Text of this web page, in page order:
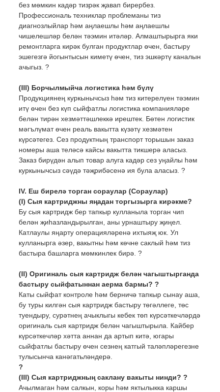
без мөмкин кадәр тизрәк җавап бирербез.
Профессиональ техниклар проблеманы тиз
диагнозлыйлар һәм аңлаешлы һәм аңлаешлы
чишелешләр белән тәэмин итәләр. Алмаштырырга яки
ремонтларга кирәк булган продуктлар өчен, бастыру
эшегезгә йогынтысын киметү өчен, тиз эшкәртү каналын
ачыгыз. ?
(III) Борчылмыйча логистика һәм бүлү
Продукциянең куркынычсыз һәм тиз китерелүен тәэмин
итү өчен без күп сыйфатлы логистика компанияләре
белән тирән хезмәттәшлеккә ирештек. Бөтен логистик
мәгълүмат өчен реаль вакытта күзәтү хезмәтен
күрсәтегез. Сез продуктның транспорт торышын заказ
номеры аша теләсә кайсы вакытта тикшерә аласыз.
Заказ бирүдән алып товар алуга кадәр сез уңайлы һәм
куркынычсыз сәүдә тәҗрибәсенә ия була аласыз. ?
IV. Еш бирелә торган сораулар (Сораулар)
(I) Сыя картриджны яңадан торгызырга кирәкме?
Бу сыя картридж бер тапкыр кулланыла торган чип
белән җиһазландырылган, аны урнаштыру җиңел.
Катлаулы яңарту операцияләренә ихтыяҗ юк. Ул
кулланырга әзер, вакытны һәм көчне саклый һәм тиз
бастыра башларга мөмкинлек бирә. ?
(II) Оригиналь сыя картридж белән чагыштырганда
бастыру сыйфатыннан аерма бармы? ?
Каты сыйфат контроле һәм берничә тапкыр сынау аша,
бу туры килгән сыя картридж бастыру төгәллеге, төс
туендыру, сурәтнең ачыклыгы кебек төп күрсәткечләрдә
оригиналь сыя картридж белән чагыштырыла. Кайбер
күрсәткечләр хәтта аннан да артып китә, ​​югары
сыйфатлы бастыру өчен сезнең катгый таләпләрегезне
тулысынча канәгатьләндерә.
?
(III) Сыя картриджның саклану вакыты нинди? ?
Ачылмаган һәм салкын, коры һәм яктылыкка каршы